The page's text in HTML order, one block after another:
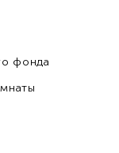
фонда